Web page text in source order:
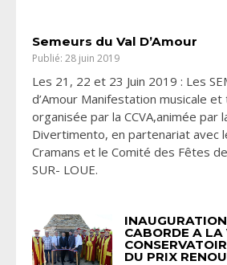
Semeurs du Val D’Amour
Publié: 28 juin 2019
Les 21, 22 et 23 Juin 2019 : Les
d’Amour Manifestation musicale
organisée par la CCVA,animée par
Divertimento, en partenariat avec
Cramans et le Comité des Fêtes
SUR- LOUE.
CABORDE A LA
DU PRIX RENOU